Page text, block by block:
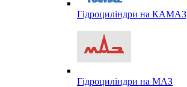
Гідроциліндри на КАМАЗ
Гідроциліндри на МАЗ